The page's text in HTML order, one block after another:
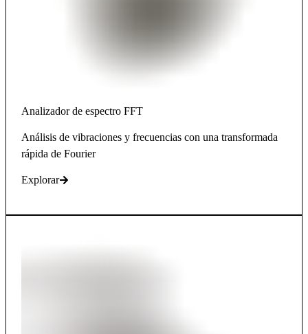
Analizador de espectro FFT
Análisis de vibraciones y frecuencias con una transformada
rápida de Fourier
Explorar